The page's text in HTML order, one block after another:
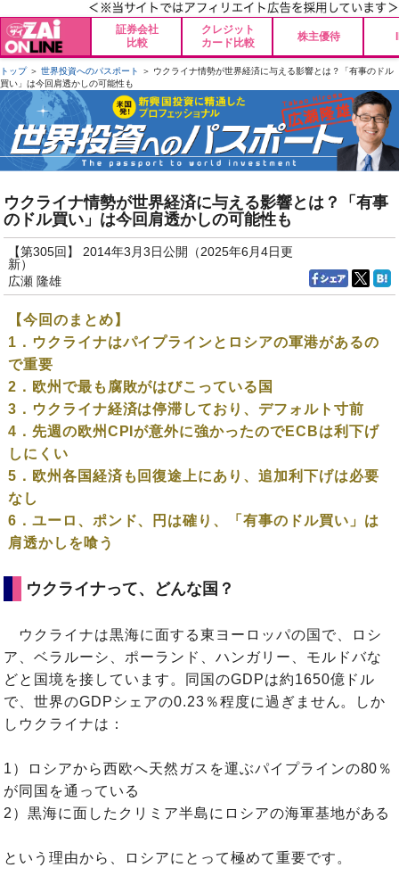
証券会社
比較
クレジット
カード比較
株主優待
トップ＞ 世界投資へのパスポート
＞ ウクライナ情勢が世界経済に与える影響とは？「有事のドル
買い」は今回肩透かしの可能性も
ウクライナ情勢が世界経済に与える影響とは？「有事
のドル買い」は今回肩透かしの可能性も
【第305回】 2014年3月3日公開（2025年6月4日更
新）
広瀬 隆雄
【今回のまとめ】
1．ウクライナはパイプラインとロシアの軍港があるの
で重要
2．欧州で最も腐敗がはびこっている国
3．ウクライナ経済は停滞しており、デフォルト寸前
4．先週の欧州CPIが意外に強かったのでECBは利下げ
しにくい
5．欧州各国経済も回復途上にあり、追加利下げは必要
なし
6．ユーロ、ポンド、円は確り、「有事のドル買い」は
肩透かしを喰う
ウクライナって、どんな国？
ウクライナは黒海に面する東ヨーロッパの国で、ロシ
ア、ベラルーシ、ポーランド、ハンガリー、モルドバな
どと国境を接しています。同国のGDPは約1650億ドル
で、世界のGDPシェアの0.23％程度に過ぎません。しか
しウクライナは：
1）ロシアから西欧へ天然ガスを運ぶパイプラインの80％
が同国を通っている
2）黒海に面したクリミア半島にロシアの海軍基地がある
という理由から、ロシアにとって極めて重要です。